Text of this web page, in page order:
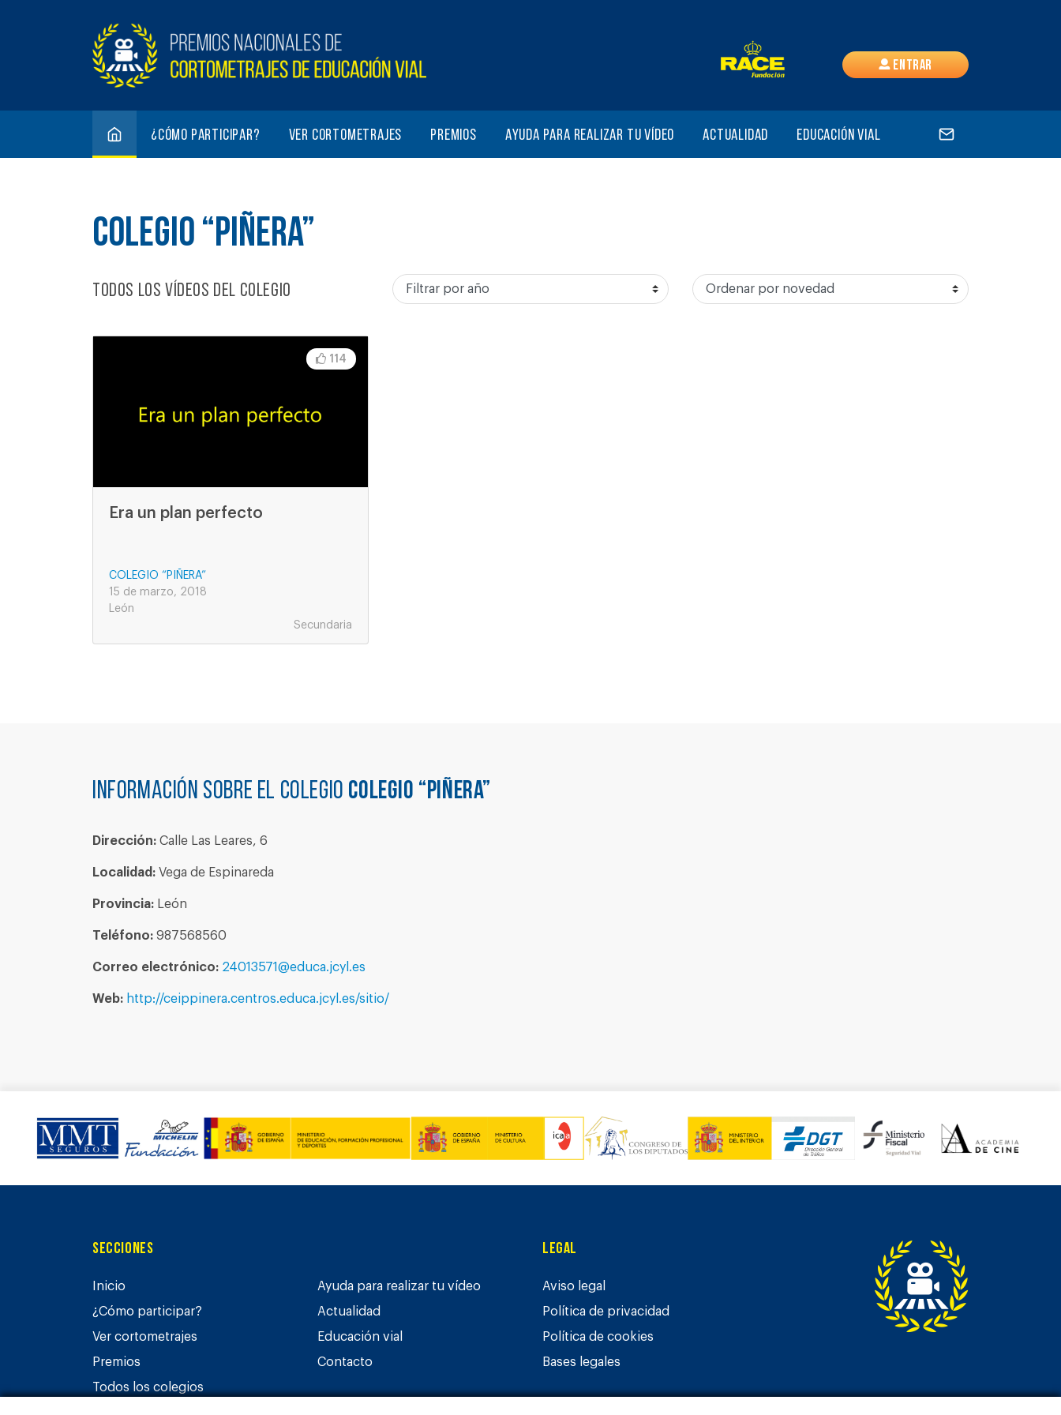
Entrar
¿Cómo participar? Ver cortometrajes Premios Ayuda para realizar tu vídeo Actualidad Educación vial
COLEGIO “PIÑERA”
Todos los vídeos del colegio
114
Era un plan perfecto
COLEGIO “PIÑERA”
15 de marzo, 2018
León
Secundaria
Información sobre el colegio COLEGIO “PIÑERA”
Dirección: Calle Las Leares, 6
Localidad: Vega de Espinareda
Provincia: León
Teléfono: 987568560
Correo electrónico: 24013571@educa.jcyl.es
Web: http://ceippinera.centros.educa.jcyl.es/sitio/
Secciones
Inicio
¿Cómo participar?
Ver cortometrajes
Premios
Todos los colegios
Ayuda para realizar tu vídeo
Actualidad
Educación vial
Contacto
Legal
Aviso legal
Política de privacidad
Política de cookies
Bases legales